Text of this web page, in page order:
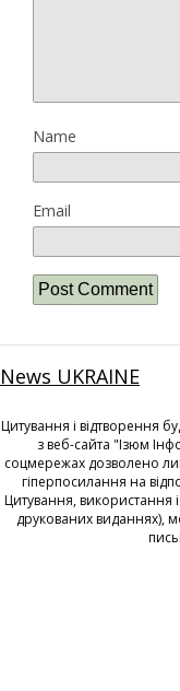
Name
Email
News UKRAINE
Цитування і відтворення
з веб-сайта "Ізюм
соцмережах дозволено
гіперпосилання на
Цитування, використання
друкованих виданнях),